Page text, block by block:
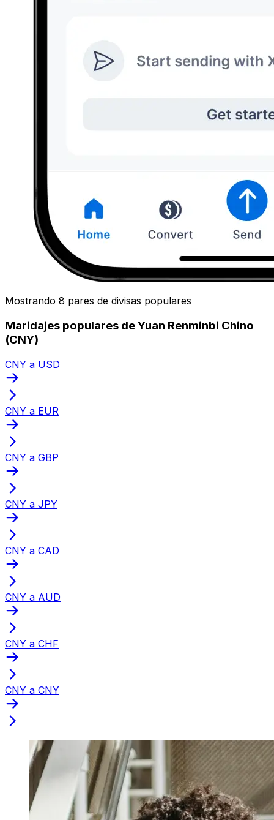
Mostrando 8 pares de divisas populares
Maridajes populares de Yuan Renminbi Chino
(CNY)
CNY a USD
CNY a EUR
CNY a GBP
CNY a JPY
CNY a CAD
CNY a AUD
CNY a CHF
CNY a CNY